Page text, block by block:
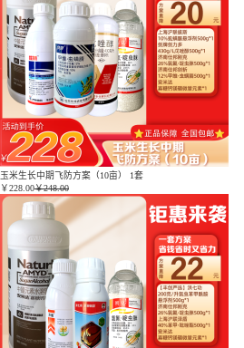
玉米生长中期飞防方案（10亩） 1套
￥228.00￥248.00